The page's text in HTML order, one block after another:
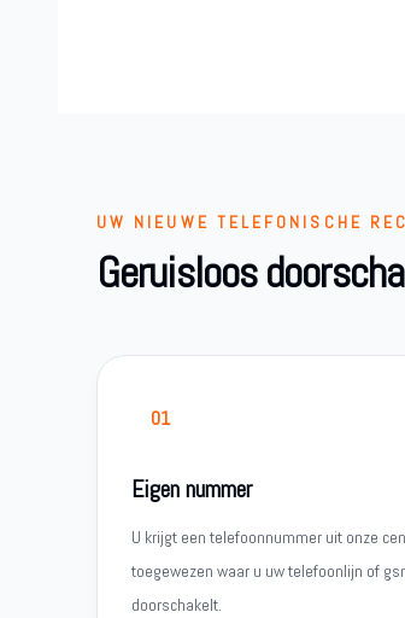
UW NIEUWE TELEFONISCHE
Geruisloos
01
Eigen nummer
U krijgt een telefoonnummer uit onze
toegewezen waar u uw telefoonlijn of
doorschakelt.